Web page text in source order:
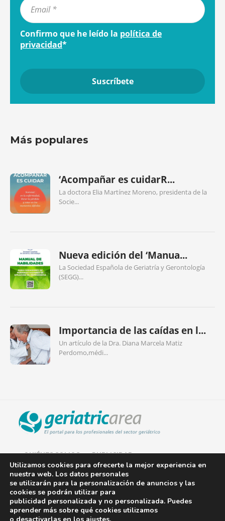
Confirmo que he leído la política de
privacidad*
Más populares
‘Acompañar es cuidarR...
La doctora Elia Martínez Moreno, presidenta de la
Socie...
Nueva edición del ‘Manua...
La Sociedad Española de Geriatría y Gerontología
(SEGG)...
Importancia de las caídas en l...
Un artículo de la Dra. Diana Marcela Matiz
Perdomo,médi...
QUIÉNES SOMOS PUBLICIDAD
AVISO LEGAL
POLÍTICA DE COOKIES
POLÍTICA DE PRIVACIDAD
Utilizamos cookies para ofrecerte la mejor experiencia en
nuestra web. Los datos personales
se utilizarán para la personalización de anuncios y las
cookies se podrán utilizar para
publicidad personalizada y no personalizada. Puedes
aprender más sobre qué cookies utilizamos